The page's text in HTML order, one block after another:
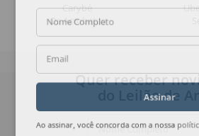
Carybé
Os Acrobatas
Nome Completo
Email
Assinar
Ao assinar, você concorda com a nossa
Quer receber
do Leilão de
Nome Completo